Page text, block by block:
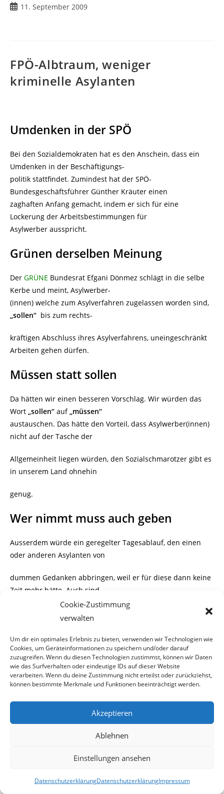
Cookie-Zustimmung
verwalten
Um dir ein optimales Erlebnis zu bieten, verwenden wir Technologien wie
Cookies, um Geräteinformationen zu speichern und/oder darauf
zuzugreifen. Wenn du diesen Technologien zustimmst, können wir Daten
wie das Surfverhalten oder eindeutige IDs auf dieser Website
verarbeiten. Wenn du deine Zustimmung nicht erteilst oder zurückziehst,
können bestimmte Merkmale und Funktionen beeinträchtigt werden.
Akzeptieren
Ablehnen
Einstellungen ansehen
DatenschutzerklärungDatenschutzerklärungImpressum
Beitrag11. September 2009
FPÖ-Albtraum, weniger
kriminelle Asylanten
Umdenken in der SPÖ
Bei den Sozialdemokraten hat es den Anschein, dass ein
Umdenken in der Beschäftigungs-
politik stattfindet. Zumindest hat der SPÖ-
Bundesgeschäftsführer Günther Kräuter einen
zaghaften Anfang gemacht, indem er sich für eine
Lockerung der Arbeitsbestimmungen für
Asylwerber ausspricht.
Grünen derselben Meinung
Der GRÜNE Bundesrat Efgani Dönmez schlägt in die selbe
Kerbe und meint, Asylwerber-
(innen) welche zum Asylverfahren zugelassen worden sind,
„sollen“ bis zum rechts-
kräftigen Abschluss ihres Asylverfahrens, uneingeschränkt
Arbeiten gehen dürfen.
Müssen statt sollen
Da hätten wir einen besseren Vorschlag. Wir würden das
Wort „sollen“ auf„müssen“
austauschen. Das hätte den Vorteil, dass Asylwerber(innen)
nicht auf der Tasche der
Allgemeinheit liegen würden, den Sozialschmarotzer gibt es
in unserem Land ohnehin
genug.
Wer nimmt muss auch geben
Ausserdem würde ein geregelter Tagesablauf, den einen
oder anderen Asylanten von
dummen Gedanken abbringen, weil er für diese dann keine
Zeit mehr hätte. Auch sind
wir der Meinung, wer Hilfe von einer Gesellschaft in
sein, für diese etwas zu tun.
FPÖ dagegen
des Zuganges zum Arbeits-
markt für Asylwerber(innen) ausspricht ist erstaunlich. Die
Alibibegründung der blauen
Mannen ist, dass dies Arbeitsplätze von Inländern